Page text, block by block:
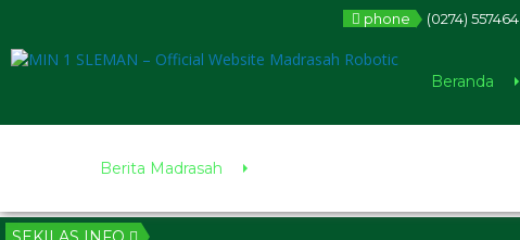
phone (0274) 557464
Beranda
Berita Madrasah